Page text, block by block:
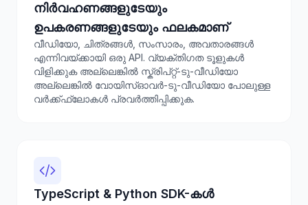
നിർവഹണങ്ങളുടേയും
ഉപകരണങ്ങളുടേയും ഫലകമാണ്
വീഡിയോ, ചിത്രങ്ങൾ, സംസാരം, അവതാരങ്ങൾ
എന്നിവയ്ക്കായി ഒരു API. വ്യക്തിഗത ടൂളുകൾ
വിളിക്കുക അല്ലെങ്കിൽ സ്ക്രിപ്റ്റ്-ടു-വീഡിയോ
അല്ലെങ്കിൽ വോയിസ്ഓവർ-ടു-വീഡിയോ പോലുള്ള
വർക്ക്ഫ്ലോകൾ പ്രവർത്തിപ്പിക്കുക.
TypeScript & Python SDK-കൾ